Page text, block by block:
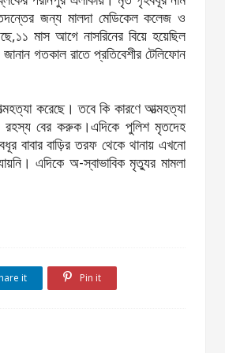
তদন্তের জন্য মালদা মেডিকেল কলেজ ও
মাস আগে নাসরিনের বিয়ে হয়েছিল
গতকাল রাতে প্রতিবেশীর টেলিফোন
করেছে। তবে কি কারণে আত্মহত্যা
রহস্য বের করুক।এদিকে পুলিশ মৃতদেহ
বাবার বাড়ির তরফ থেকে থানায় এখনো
এদিকে অ-স্বাভাবিক মৃত্যুর মামলা
it Pin it